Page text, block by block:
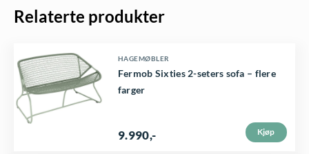
Relaterte produkter
HAGEMØBLER
Fermob Sixties 2-seters sofa – flere
farger
9.990,- Kjøp
D
e
e